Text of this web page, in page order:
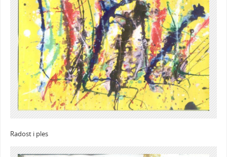
Radost i ples